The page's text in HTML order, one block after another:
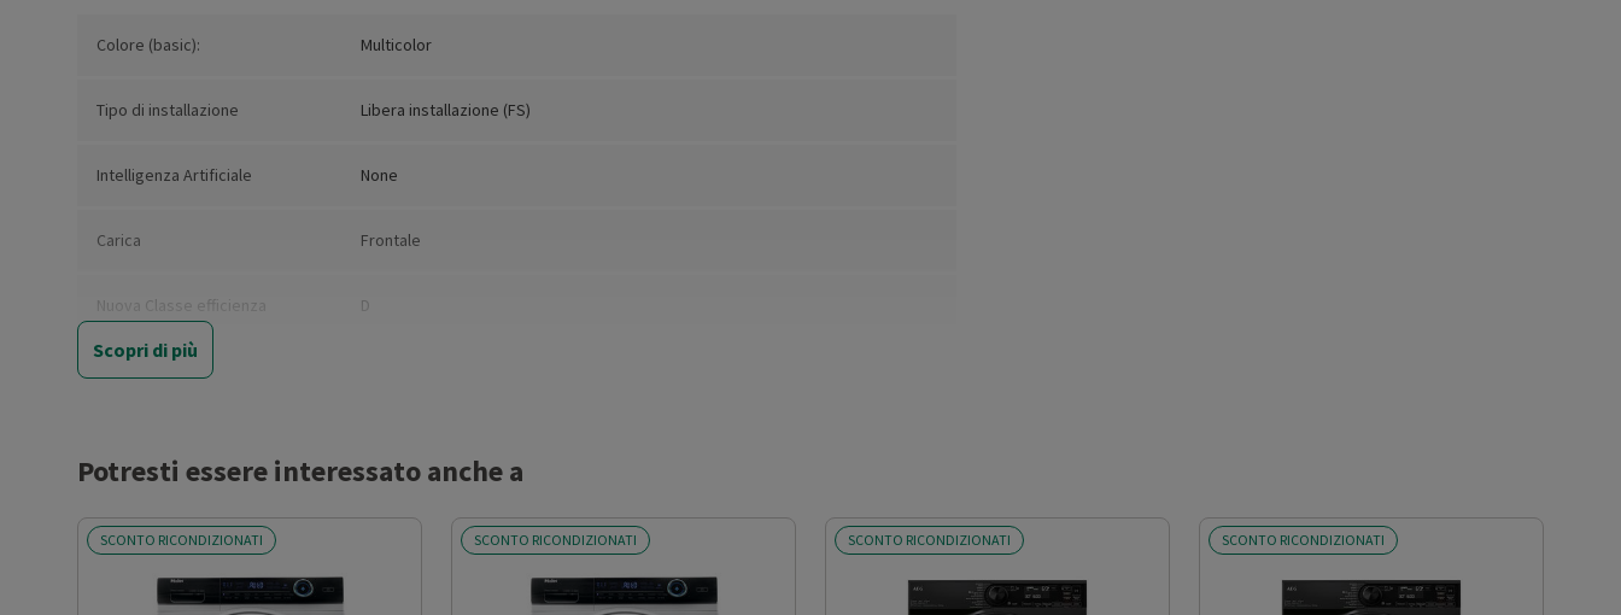
Colore (basic): Multicolor
Tipo di installazione Libera installazione (FS)
Intelligenza Artificiale None
Carica Frontale
Nuova Classe efficienza
energetica
D
Consumo ponderato di energia
lavaggio/asciugatura (kWh)
266
Capacità nominale del ciclo
Scopri di più
Potresti essere interessato anche a
SCONTO RICONDIZIONATI SCONTO RICONDIZIONATI SCONTO RICONDIZIONATI SCONTO RICONDIZIONATI